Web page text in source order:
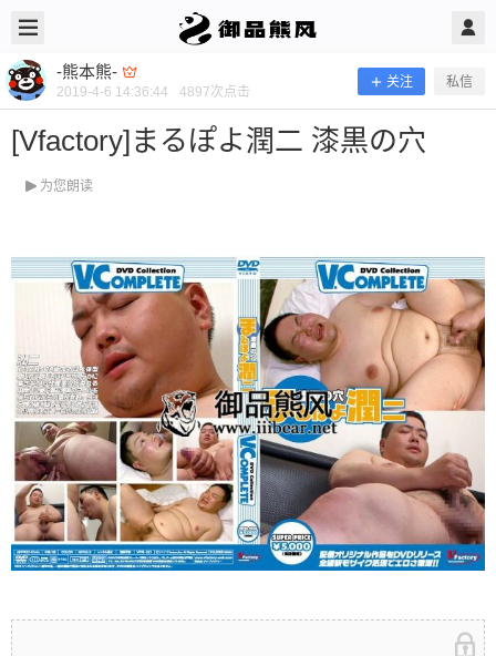
-熊本熊-
2019-4-6 14:36:44 4897次点击
关注 私信
[Vfactory]まるぽよ潤二 漆黒の穴
为您朗读
-熊本熊- @ 御品熊风 2019/4/06
[Vfactory]まるぽよ潤二 漆黒の穴
当前隐藏内容需要支付100熊币 已有73人支付 登录
立刻注册 0 收藏